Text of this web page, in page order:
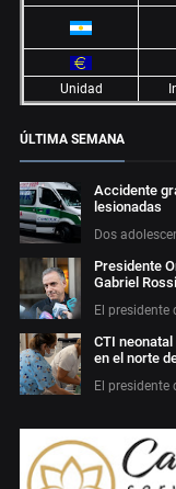
Unidad
ÚLTIMA SEMANA
Accidente
lesionadas
Dos
Presidente
Gabriel Rossi
El presidente
CTI
en el norte
El presidente